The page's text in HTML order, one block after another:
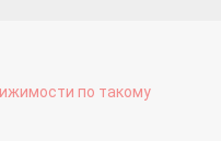
по такому